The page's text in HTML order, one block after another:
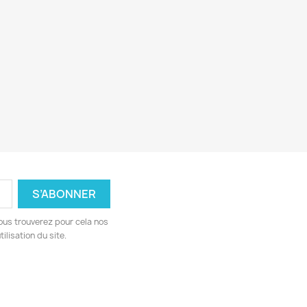
trouverez pour cela nos
du site.